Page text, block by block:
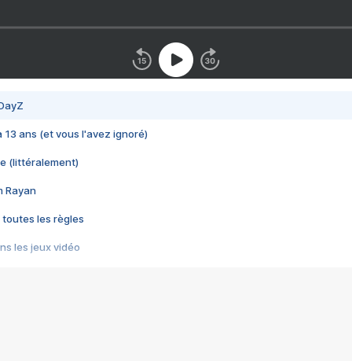
13 ans (et vous l'avez ignoré)
(littéralement)
Rayan
toutes les règles
les jeux vidéo